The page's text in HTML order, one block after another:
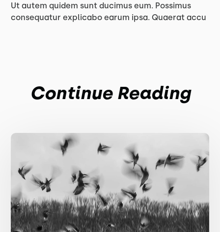
Ut autem quidem sunt ducimus eum. Possimus
consequatur explicabo earum ipsa. Quaerat accu
Continue Reading